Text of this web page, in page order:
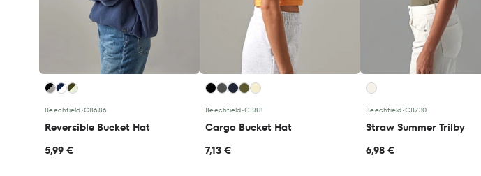
Beechfield•CB686
Reversible Bucket Hat
5,99 €
Beechfield•CB88
Cargo Bucket Hat
7,13 €
Beechfield•CB730
Straw Summer Trilby
6,98 €